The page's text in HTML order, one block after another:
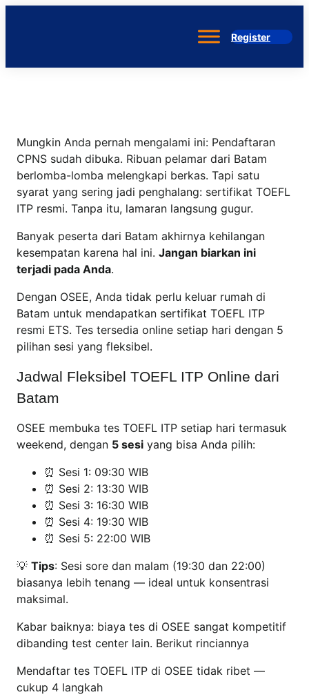
Register
Mungkin Anda pernah mengalami ini: Pendaftaran
CPNS sudah dibuka. Ribuan pelamar dari Batam
berlomba-lomba melengkapi berkas. Tapi satu
syarat yang sering jadi penghalang: sertifikat TOEFL
ITP resmi. Tanpa itu, lamaran langsung gugur.
Banyak peserta dari Batam akhirnya kehilangan
kesempatan karena hal ini. Jangan biarkan ini
terjadi pada Anda.
Dengan OSEE, Anda tidak perlu keluar rumah di
Batam untuk mendapatkan sertifikat TOEFL ITP
resmi ETS. Tes tersedia online setiap hari dengan 5
pilihan sesi yang fleksibel.
Jadwal Fleksibel TOEFL ITP Online dari
Batam
OSEE membuka tes TOEFL ITP setiap hari termasuk
weekend, dengan 5 sesi yang bisa Anda pilih:
⏰ Sesi 1: 09:30 WIB
⏰ Sesi 2: 13:30 WIB
⏰ Sesi 3: 16:30 WIB
⏰ Sesi 4: 19:30 WIB
⏰ Sesi 5: 22:00 WIB
💡 Tips: Sesi sore dan malam (19:30 dan 22:00)
biasanya lebih tenang — ideal untuk konsentrasi
maksimal.
Kabar baiknya: biaya tes di OSEE sangat kompetitif
dibanding test center lain. Berikut rinciannya
Mendaftar tes TOEFL ITP di OSEE tidak ribet —
cukup 4 langkah